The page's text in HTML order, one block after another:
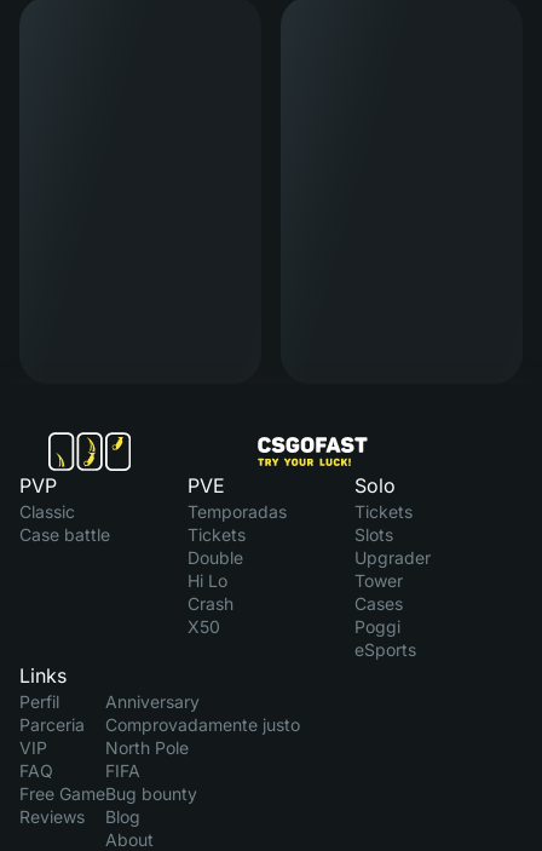
PVP
Classic
Case battle
PVE
Temporadas
Tickets
Double
Hi Lo
Crash
X50
Solo
Tickets
Slots
Upgrader
Tower
Cases
Poggi
eSports
Links
Perfil
Parceria
VIP
FAQ
Free Game
Reviews
Anniversary
Comprovadamente justo
North Pole
FIFA
Bug bounty
Blog
About